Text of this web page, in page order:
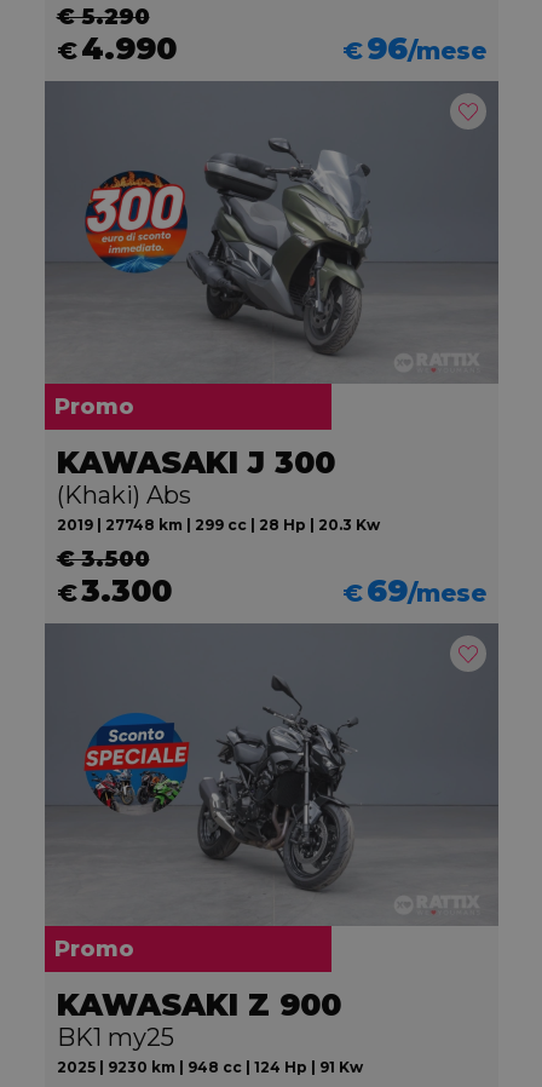
€ 5.290
€4.990 €96/mese
Promo
KAWASAKI J 300
(Khaki) Abs
2019 | 27748 km | 299 cc | 28 Hp | 20.3 Kw
€ 3.500
€3.300 €69/mese
Promo
KAWASAKI Z 900
BK1 my25
2025 | 9230 km | 948 cc | 124 Hp | 91 Kw